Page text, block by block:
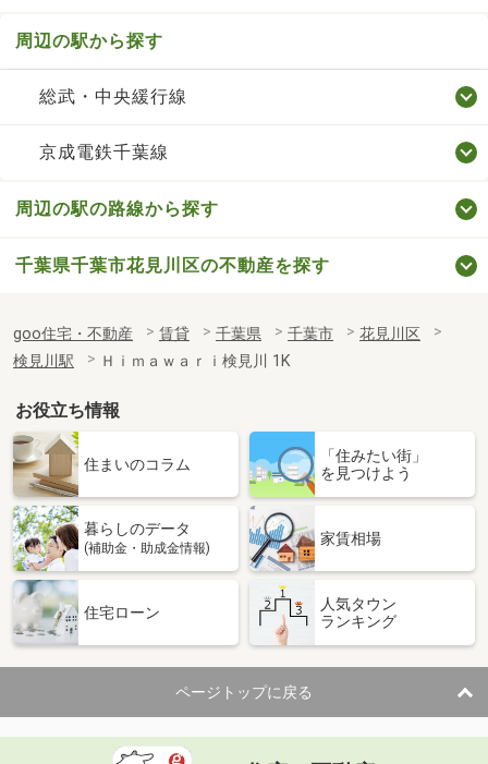
周辺の駅から探す
総武・中央緩行線
京成電鉄千葉線
周辺の駅の路線から探す
千葉県千葉市花見川区の不動産を探す
goo住宅・不動産 賃貸 千葉県 千葉市
花見川区
検見川駅
Ｈｉｍａｗａｒｉ検見川 1K
お役立ち情報
住まいのコラム
「住みたい街」
を見つけよう
暮らしのデータ
(補助金・助成金情報)
家賃相場
住宅ローン
人気タウン
ランキング
ページトップに戻る